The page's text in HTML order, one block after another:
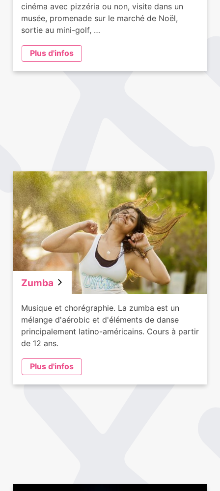
cinéma avec pizzéria ou non, visite dans un
musée, promenade sur le marché de Noël,
sortie au mini-golf, …
Plus d'infos
Zumba
Musique et chorégraphie. La zumba est un
mélange d'aérobic et d'éléments de danse
principalement latino-américains. Cours à partir
de 12 ans.
Plus d'infos